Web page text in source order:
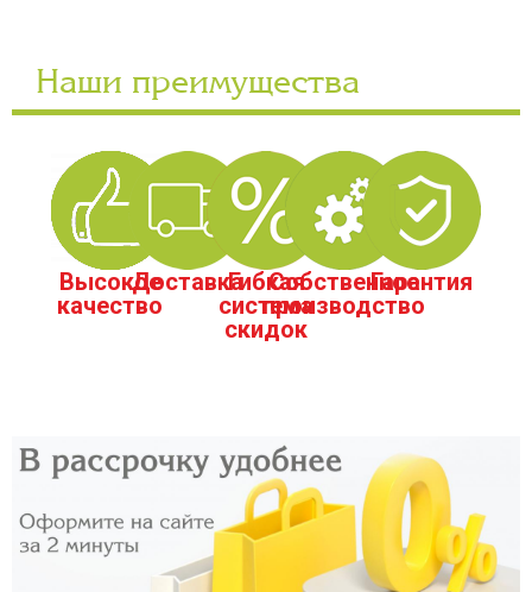
Наши преимущества
Высокое
качество
ДоставкаГибкая
система
скидок
Собственное
производство
Гарантия